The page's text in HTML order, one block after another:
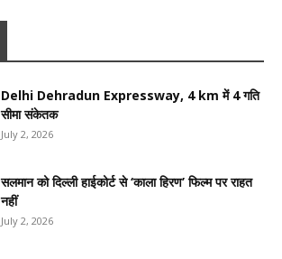
Delhi Dehradun Expressway, 4 km में 4 गति
सीमा संकेतक
July 2, 2026
सलमान को दिल्ली हाईकोर्ट से ‘काला हिरण’ फिल्म पर राहत
नहीं
July 2, 2026